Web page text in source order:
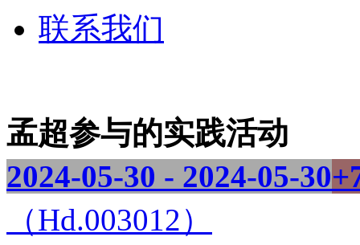
联系我们
孟超参与的实践活动
2024-05-30 - 2024-05-30
（Hd.003012）